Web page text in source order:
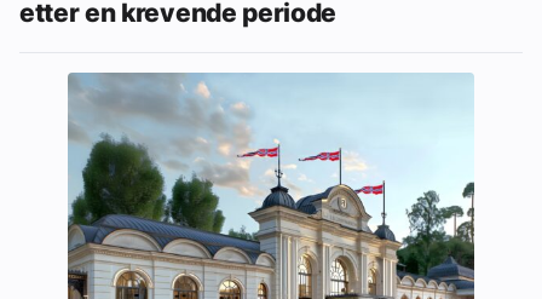
etter en krevende periode